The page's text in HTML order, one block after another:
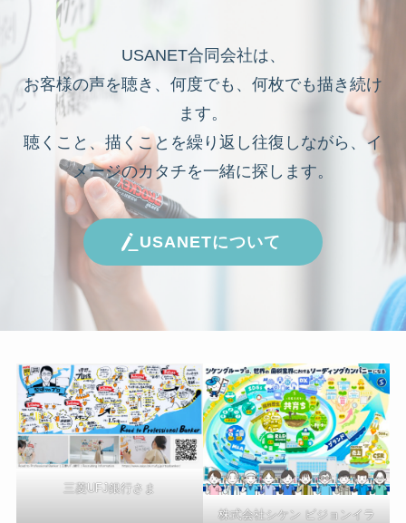
USANET合同会社は、
お客様の声を聴き、何度でも、何枚でも描き続け
ます。
聴くこと、描くことを繰り返し往復しながら、イ
メージのカタチを一緒に探します。
USANETについて
三菱UFJ銀行さま
株式会社シケン ビジョンイラ